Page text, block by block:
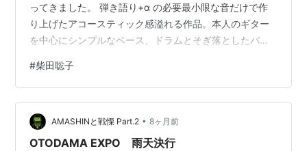
立入禁止 【完全初回限定生
産】[7inch Analog]
アーティスト: うどん兄弟
ゲスト参加
ってきました。 弾き語り+α の必要最小限な音だけで作
り上げたアコースティック感溢れる作品。本人のギター
を中心にシンプルなベース、ドラムとそぎ落としたバッ
ク・ギター。チェロ 変な島 変な島独特のグルーヴ 2 いや
な日声をサンプリングしてパーカッションのように 伸ば
し気味に歌うサンプリングされた声 チェロ アコースティ
ック・ギターとヴォーカル 君とは山小屋で逢いたい 3 友
達アコースティック・ギターとベースドラムスパーカッ
#柴田聡子
AMASHINと戦慄 Part.2 • 8ヶ月前
OTODAMA EXPO 雨天決行